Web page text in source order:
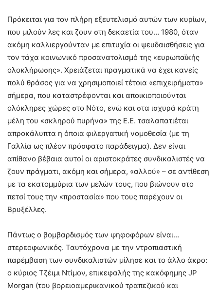
Πρόκειται για τον πλήρη εξευτελισμό αυτών των κυρίων,
που μιλούν λες και ζουν στη δεκαετία του… 1980, όταν
ακόμη καλλιεργούνταν με επιτυχία οι ψευδαισθήσεις για
τον τάχα κοινωνικό προσανατολισμό της «ευρωπαϊκής
ολοκλήρωσης». Χρειάζεται πραγματικά να έχει κανείς
πολύ θράσος για να χρησιμοποιεί τέτοια «επιχειρήματα»
σήμερα, που καταστρέφονται και αποικιοποιούνται
ολόκληρες χώρες στο Νότο, ενώ και στα ισχυρά κράτη
μέλη του «σκληρού πυρήνα» της Ε.Ε. τσαλαπατιέται
απροκάλυπτα η όποια φιλεργατική νομοθεσία (με τη
Γαλλία ως πλέον πρόσφατο παράδειγμα). Δεν είναι
απίθανο βέβαια αυτοί οι αριστοκράτες συνδικαλιστές να
ζουν πράγματι, ακόμη και σήμερα, «αλλού» – σε αντίθεση
με τα εκατομμύρια των μελών τους, που βιώνουν στο
πετσί τους την «προστασία» που τους παρέχουν οι
Βρυξέλλες.
Πάντως ο βομβαρδισμός των ψηφοφόρων είναι…
στερεοφωνικός. Ταυτόχρονα με την ντροπιαστική
παρέμβαση των συνδικαλιστών μίλησε και το άλλο άκρο:
ο κύριος Τζέιμι Ντίμον, επικεφαλής της κακόφημης JP
Morgan (του βορειοαμερικανικού τραπεζικού και